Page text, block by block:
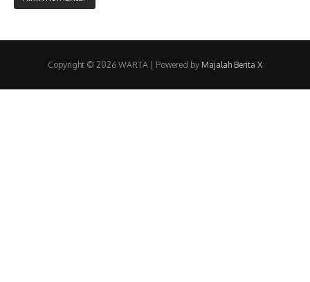
Copyright © 2026 WARTA | Powered by Majalah Berita X